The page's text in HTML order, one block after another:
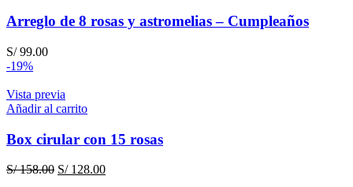
Arreglo de 8 rosas y astromelias – Cumpleaños
S/99.00
-19%
Vista previa
Añadir al carrito
Box cirular con 15 rosas
S/158.00 El
S/128.00El